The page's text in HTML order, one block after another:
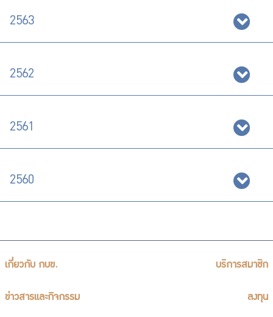
2563
2562
2561
2560
เกี่ยวกับ กบข. บริการสมาชิก
ข่าวสารและกิจกรรม ลงทุน